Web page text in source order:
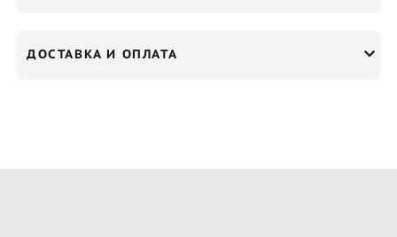
ДОСТАВКА И ОПЛАТА